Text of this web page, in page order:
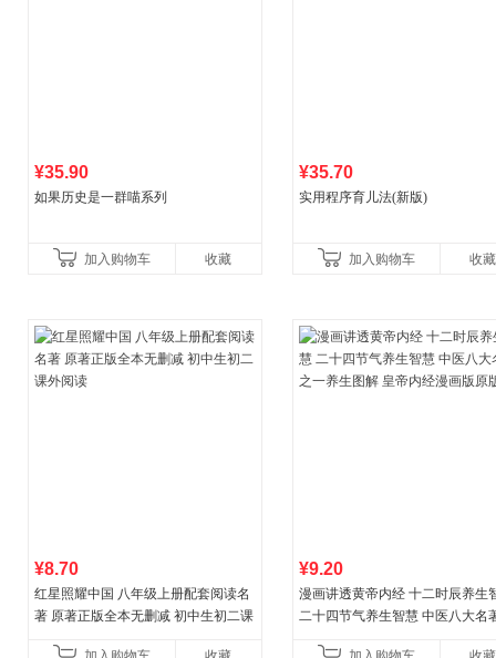
¥35.90
如果历史是一群喵系列
加入购物车 收藏
¥35.70
实用程序育儿法(新版)
加入购物车 收藏
¥8.70
红星照耀中国 八年级上册配套阅读名
著 原著正版全本无删减 初中生初二课
¥9.20
漫画讲透黄帝内经 十二时辰养生
二十四节气养生智慧 中医八大名